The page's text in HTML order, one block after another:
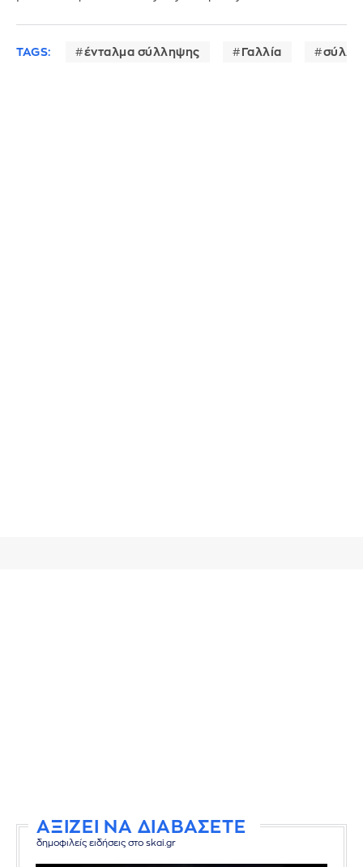
TAGS: ένταλμα σύλληψης Γαλλία
ΑΞΙΖΕΙ ΝΑ ΔΙΑΒΑΣΕΤΕ
δημοφιλείς ειδήσεις στο skai.gr